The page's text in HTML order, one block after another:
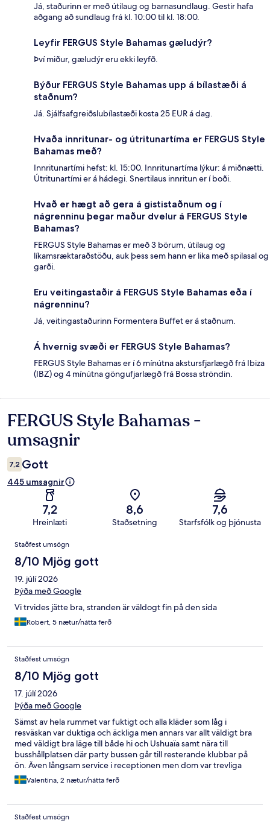
Já, staðurinn er með útilaug og barnasundlaug. Gestir hafa
aðgang að sundlaug frá kl. 10:00 til kl. 18:00.
Leyfir FERGUS Style Bahamas gæludýr?
Því miður, gæludýr eru ekki leyfð.
Býður FERGUS Style Bahamas upp á bílastæði á
staðnum?
Já. Sjálfsafgreiðslubílastæði kosta 25 EUR á dag.
Hvaða innritunar- og útritunartíma er FERGUS Style
Bahamas með?
Innritunartími hefst: kl. 15:00. Innritunartíma lýkur: á miðnætti.
Útritunartími er á hádegi. Snertilaus innritun er í boði.
Hvað er hægt að gera á gististaðnum og í
nágrenninu þegar maður dvelur á FERGUS Style
Bahamas?
FERGUS Style Bahamas er með 3 börum, útilaug og
líkamsræktaraðstöðu, auk þess sem hann er lika með spilasal og
garði.
Eru veitingastaðir á FERGUS Style Bahamas eða í
nágrenninu?
Já, veitingastaðurinn Formentera Buffet er á staðnum.
Á hvernig svæði er FERGUS Style Bahamas?
FERGUS Style Bahamas er í 6 mínútna akstursfjarlægð frá Ibiza
(IBZ) og 4 mínútna göngufjarlægð frá Bossa ströndin.
Umsagnir
FERGUS Style Bahamas -
umsagnir
7,2 Gott
445 umsagnir
7,2
Hreinlæti
8,6
Staðsetning
7,6
Starfsfólk og þjónusta
Umsagnir
Staðfest umsögn
8/10 Mjög gott
19. júlí 2026
Þýða með Google
Vi trvides jätte bra, stranden är väldogt fin på den sida
Robert, 5 nætur/nátta ferð
Staðfest umsögn
8/10 Mjög gott
17. júlí 2026
Þýða með Google
Sämst av hela rummet var fuktigt och alla kläder som låg i
resväskan var duktiga och äckliga men annars var allt väldigt bra
med väldigt bra läge till både hi och Ushuaïa samt nära till
busshållplatsen där party bussen går till resterande klubbar på
ön. Även långsam service i receptionen men dom var trevliga
och snälla
Valentina, 2 nætur/nátta ferð
Staðfest umsögn